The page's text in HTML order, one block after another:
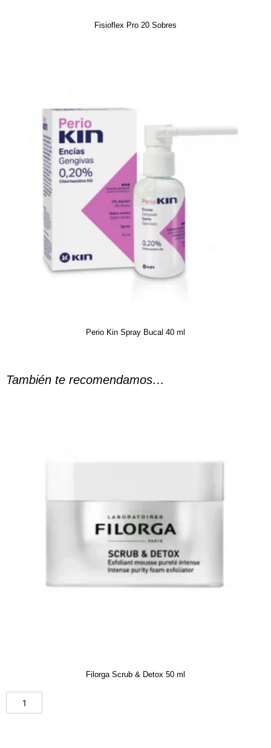
Fisioflex Pro 20 Sobres
Perio Kin Spray Bucal 40 ml
También te recomendamos…
Filorga Scrub & Detox 50 ml